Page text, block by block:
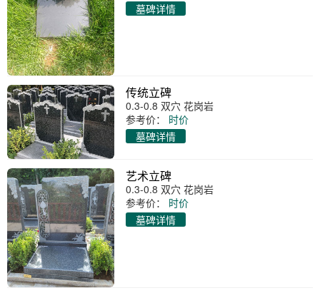
墓碑详情
传统立碑
0.3-0.8 双穴 花岗岩
参考价：
时价
墓碑详情
艺术立碑
0.3-0.8 双穴 花岗岩
参考价：
时价
墓碑详情